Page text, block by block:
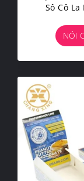
Sô Cô
NÓI